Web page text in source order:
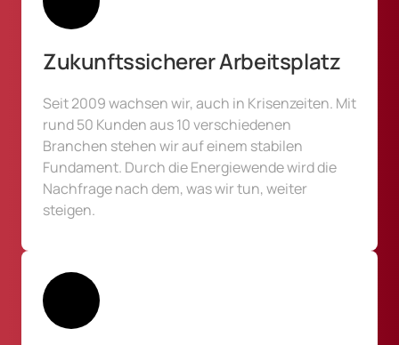
Zukunftssicherer Arbeitsplatz
Seit 2009 wachsen wir, auch in Krisenzeiten. Mit
rund 50 Kunden aus 10 verschiedenen
Branchen stehen wir auf einem stabilen
Fundament. Durch die Energiewende wird die
Nachfrage nach dem, was wir tun, weiter
steigen.